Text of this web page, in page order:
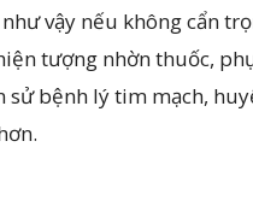
vậy nếu không cẩn
tượng nhờn thuốc,
sử bệnh lý tim mạch,